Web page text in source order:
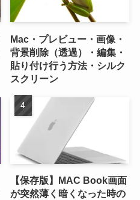
Mac・プレビュー・画像・
背景削除（透過）・編集・
貼り付け行う方法・シルク
スクリーン
【保存版】MAC Book画面
が突然薄く暗くなった時の